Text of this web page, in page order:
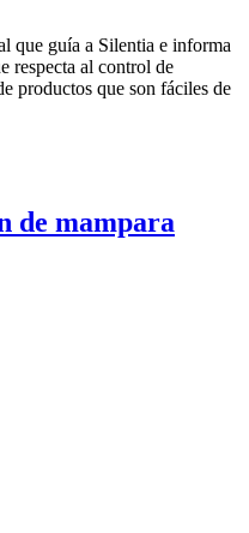
que guía a Silentia e informa
respecta al control de
productos que son fáciles de
de mampara